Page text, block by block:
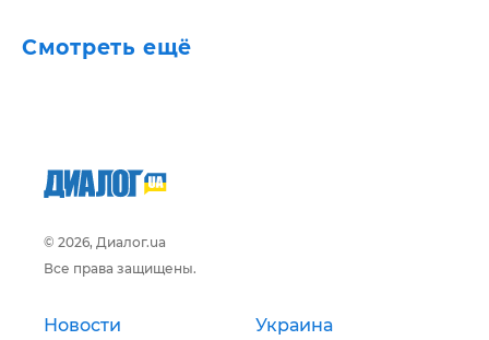
Смотреть ещё
© 2026, Диалог.ua
Все права защищены.
Новости Украина